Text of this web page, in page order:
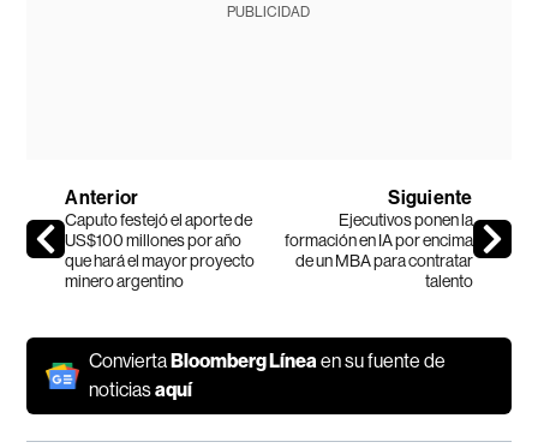
PUBLICIDAD
Anterior
Caputo festejó el aporte de
US$100 millones por año
que hará el mayor proyecto
minero argentino
Siguiente
Ejecutivos ponen la
formación en IA por encima
de un MBA para contratar
talento
ConviertaBloomberg Líneaen su fuente de
noticiasaquí